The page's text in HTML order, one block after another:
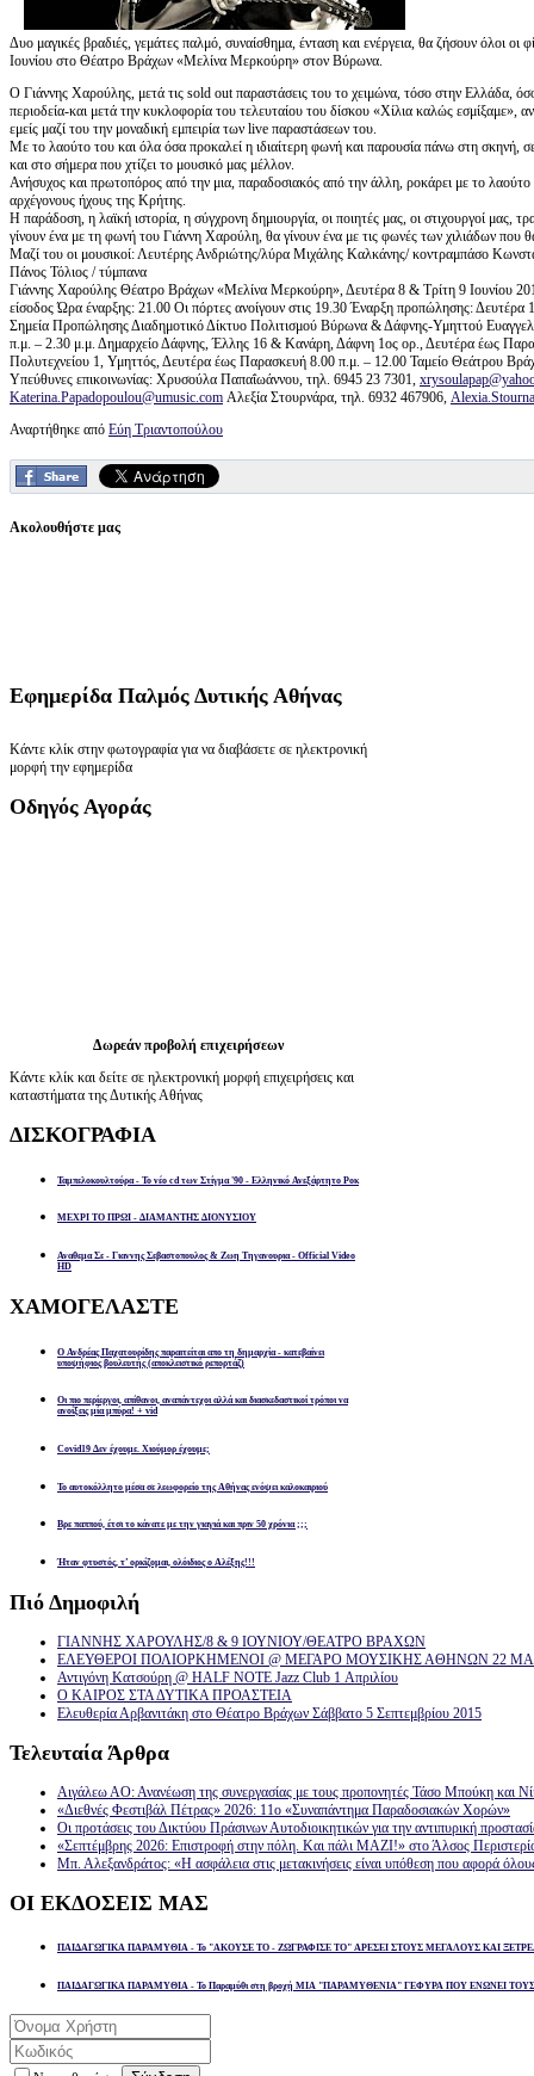
Δυο μαγικές βραδιές, γεμάτες παλμό, συναίσθημα, ένταση και ενέργεια, θα ζήσουν όλοι
Ιουνίου στο Θέατρο Βράχων «Μελίνα Μερκούρη» στον Βύρωνα.
Ο Γιάννης Χαρούλης, μετά τις sold out παραστάσεις του το χειμώνα, τόσο στην Ελλάδα,
περιοδεία-και μετά την κυκλοφορία του τελευταίου του δίσκου «Χίλια καλώς εσμίξαμε»,
εμείς μαζί του την μοναδική εμπειρία των live παραστάσεων του.
Με το λαούτο του και όλα όσα προκαλεί η ιδιαίτερη φωνή και παρουσία πάνω στη σκηνή,
και στο σήμερα που χτίζει το μουσικό μας μέλλον.
Ανήσυχος και πρωτοπόρος από την μια, παραδοσιακός από την άλλη, ροκάρει με το
αρχέγονους ήχους της Κρήτης.
Η παράδοση, η λαϊκή ιστορία, η σύγχρονη δημιουργία, οι ποιητές μας, οι στιχουργοί μας,
γίνουν ένα με τη φωνή του Γιάννη Χαρούλη, θα γίνουν ένα με τις φωνές των χιλιάδων που
Μαζί του οι μουσικοί: Λευτέρης Ανδριώτης/λύρα Μιχάλης Καλκάνης/ κοντραμπάσο
Πάνος Τόλιος / τύμπανα
Γιάννης Χαρούλης Θέατρο Βράχων «Μελίνα Μερκούρη», Δευτέρα 8 & Τρίτη 9 Ιουνίου
είσοδος Ώρα έναρξης: 21.00 Οι πόρτες ανοίγουν στις 19.30 Έναρξη προπώλησης: Δευτέρα
Σημεία Προπώλησης Διαδημοτικό Δίκτυο Πολιτισμού Βύρωνα & Δάφνης-Υμηττού
π.μ. – 2.30 μ.μ. Δημαρχείο Δάφνης, Έλλης 16 & Κανάρη, Δάφνη 1ος ορ., Δευτέρα έως
Πολυτεχνείου 1, Υμηττός, Δευτέρα έως Παρασκευή 8.00 π.μ. – 12.00 Ταμείο Θεάτρου
Υπεύθυνες επικοινωνίας: Χρυσούλα Παπαΐωάννου, τηλ. 6945 23 7301,
Katerina.Papadopoulou@umusic.com Αλεξία Στουρνάρα, τηλ. 6932 467906,
Αναρτήθηκε από Εύη Τριαντοπούλου
Ακολουθήστε μας
Εφημερίδα Παλμός Δυτικής Αθήνας
Κάντε κλίκ στην φωτογραφία για να διαβάσετε σε ηλεκτρονική
μορφή την εφημερίδα
Οδηγός Αγοράς
Δωρεάν προβολή επιχειρήσεων
Κάντε κλίκ και δείτε σε ηλεκτρονική μορφή επιχειρήσεις και
καταστήματα της Δυτικής Αθήνας
ΔΙΣΚΟΓΡΑΦΙΑ
Ταμπελοκουλτούρα - Το νέο cd των Στίγμα '90 - Ελληνικό Ανεξάρτητο Ροκ
ΜΕΧΡΙ ΤΟ ΠΡΩΙ - ΔΙΑΜΑΝΤΗΣ ΔΙΟΝΥΣΙΟΥ
Αναθεμα Σε - Γιαννης Σεβαστοπουλος & Ζωη Τηγανουρια - Official Video
HD
ΧΑΜΟΓΕΛΑΣΤΕ
Ο Ανδρέας Παχατουρίδης παραιτείται απο τη δημαρχία - κατεβαίνει
υποψήφιος βουλευτής (αποκλειστικό ρεπορτάζ)
Οι πιο περίεργοι, απίθανοι, αναπάντεχοι αλλά και διασκεδαστικοί τρόποι να
ανοίξεις μία μπύρα! + vid
Covid19 Δεν έχουμε. Χιούμορ έχουμε;
Το αυτοκόλλητο μέσα σε λεωφορείο της Αθήνας ενόψει καλοκαιριού
Βρε παππού, έτσι το κάνατε με την γιαγιά και πριν 50 χρόνια ;;;
Ήταν φτυστός, τ’ ορκίζομαι, ολόιδιος ο Αλέξης!!!
Πιό Δημοφιλή
ΓΙΑΝΝΗΣ ΧΑΡΟΥΛΗΣ/8 & 9 ΙΟΥΝΙΟΥ/ΘΕΑΤΡΟ ΒΡΑΧΩΝ
ΕΛΕΥΘΕΡΟΙ ΠΟΛΙΟΡΚΗΜΕΝΟΙ @ ΜΕΓΑΡΟ ΜΟΥΣΙΚΗΣ ΑΘΗΝΩΝ 22
Αντιγόνη Κατσούρη @ HALF NOTE Jazz Club 1 Απριλίου
Ο ΚΑΙΡΟΣ ΣΤΑ ΔΥΤΙΚΑ ΠΡΟΑΣΤΕΙΑ
Ελευθερία Αρβανιτάκη στο Θέατρο Βράχων Σάββατο 5 Σεπτεμβρίου 2015
Τελευταία Άρθρα
Αιγάλεω ΑΟ: Ανανέωση της συνεργασίας με τους προπονητές Τάσο Μπούκη και
«Διεθνές Φεστιβάλ Πέτρας» 2026: 11ο «Συναπάντημα Παραδοσιακών Χορών»
Οι προτάσεις του Δικτύου Πράσινων Αυτοδιοικητικών για την αντιπυρική
«Σεπτέμβρης 2026: Επιστροφή στην πόλη. Και πάλι ΜΑΖΙ!» στο Άλσος
Μπ. Αλεξανδράτος: «Η ασφάλεια στις μετακινήσεις είναι υπόθεση που αφορά
ΟΙ ΕΚΔΟΣΕΙΣ ΜΑΣ
ΠΑΙΔΑΓΩΓΙΚΑ ΠΑΡΑΜΥΘΙΑ - Το "ΑΚΟΥΣΕ ΤΟ - ΖΩΓΡΑΦΙΣΕ ΤΟ" ΑΡΕΣΕΙ ΣΤΟΥΣ ΜΕΓΑΛΟΥΣ ΚΑΙ
ΠΑΙΔΑΓΩΓΙΚΑ ΠΑΡΑΜΥΘΙΑ - Το Παραμύθι στη βροχή ΜΙΑ "ΠΑΡΑΜΥΘΕΝΙΑ" ΓΕΦΥΡΑ ΠΟΥ ΕΝΩΝΕΙ